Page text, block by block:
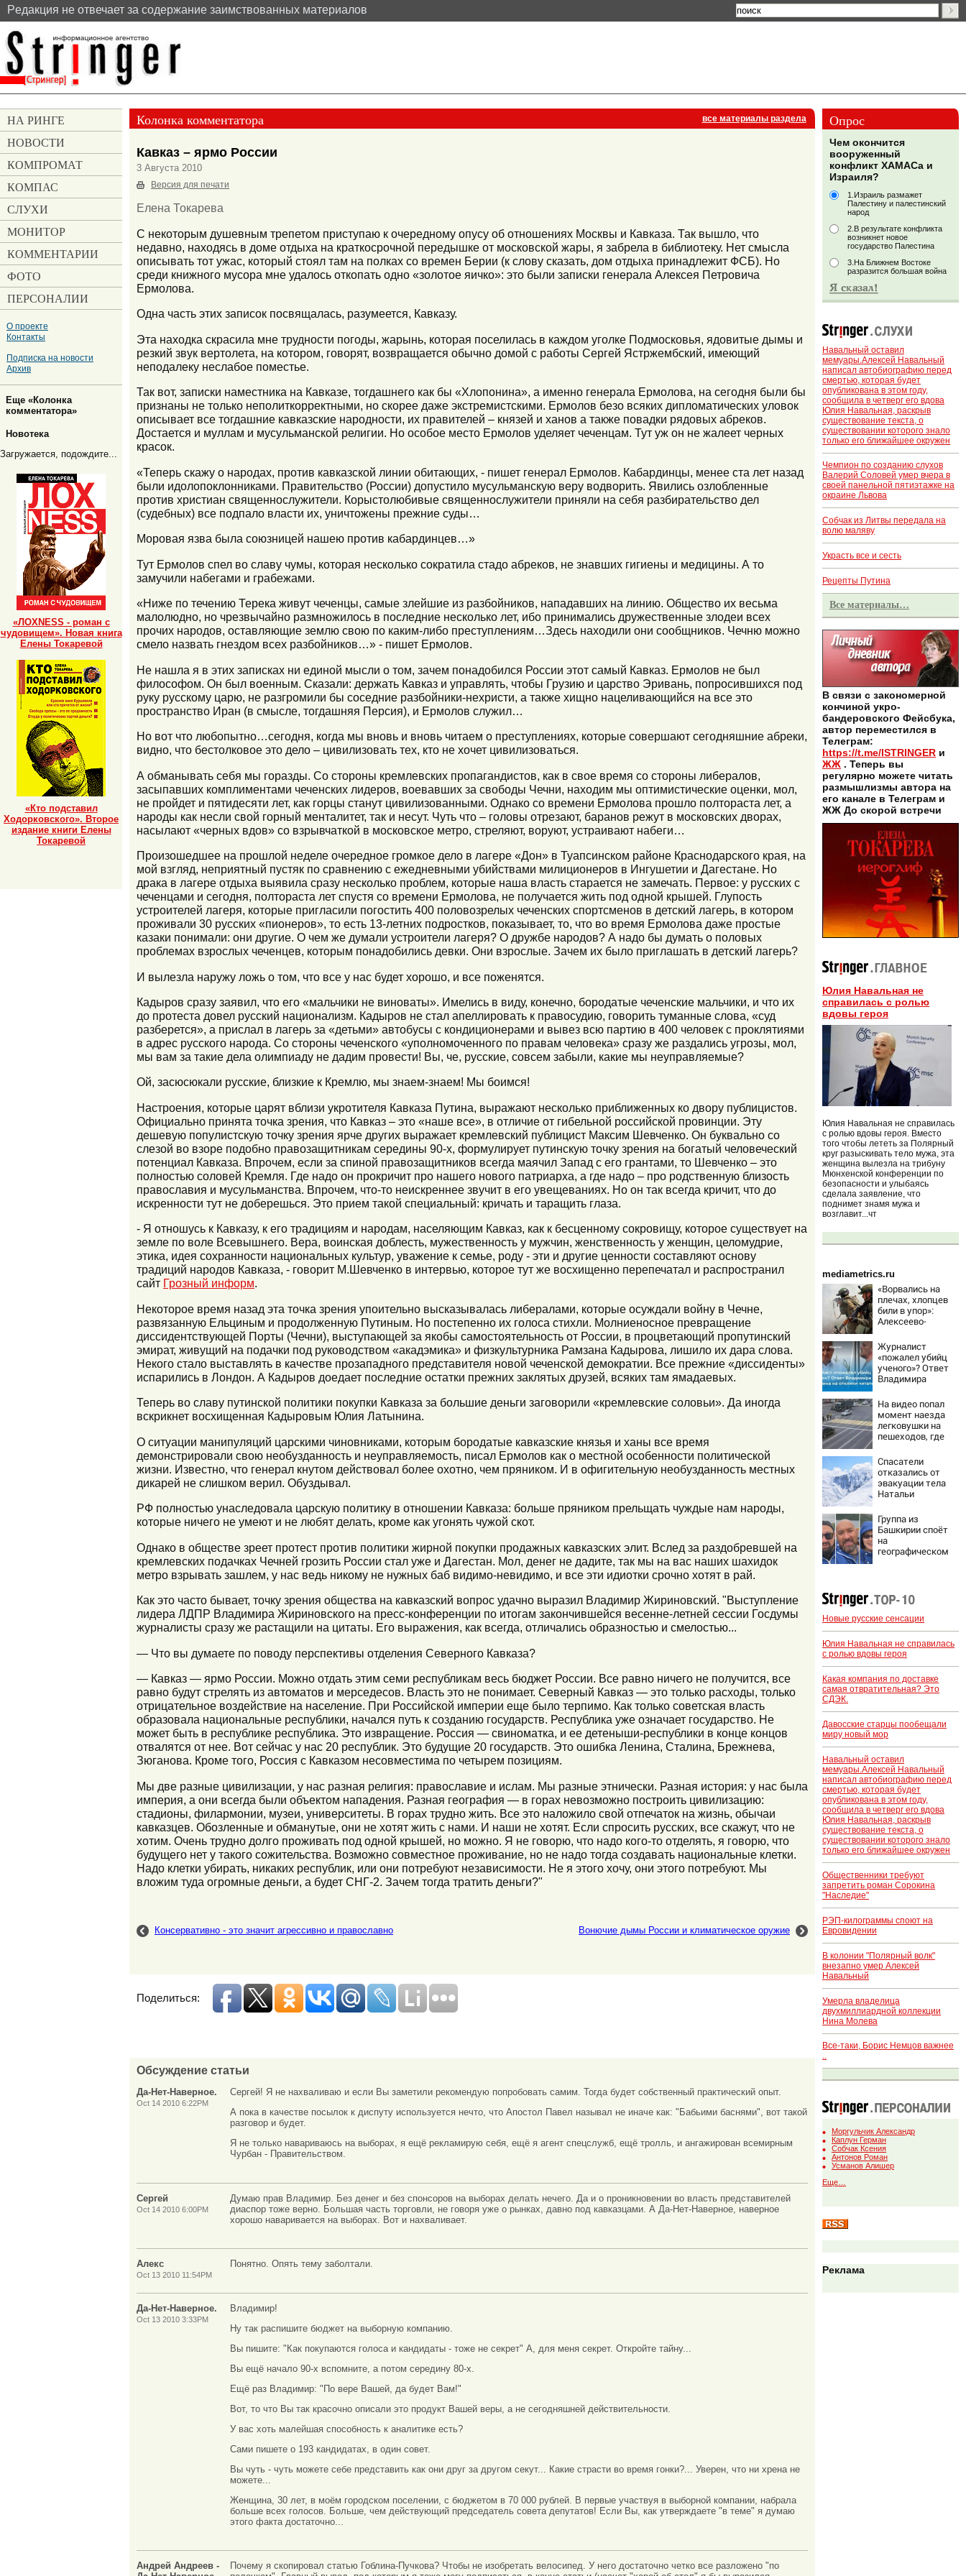
Pедакция не отвечает за содержание заимствованных материалов
Колонка комментатора все материалы раздела
Кавказ – ярмо России
3 Августа 2010
Версия для печати
Елена Токарева
С некоторым душевным трепетом приступаю к очередному опусу об отношениях Москвы и Кавказа. Так вышло, что
недавно, находясь в доме отдыха на краткосрочной передышке от московской жары, я забрела в библиотеку. Нет смысла
описывать тот ужас, который стоял там на полках со времен Берии (к слову сказать, дом отдыха принадлежит ФСБ). Но
среди книжного мусора мне удалось откопать одно «золотое яичко»: это были записки генерала Алексея Петровича
Ермолова.
Одна часть этих записок посвящалась, разумеется, Кавказу.
Эта находка скрасила мне трудности погоды, жарынь, которая поселилась в каждом уголке Подмосковья, ядовитые дымы и
резкий звук вертолета, на котором, говорят, возвращается обычно домой с работы Сергей Ястржембский, имеющий
неподалеку неслабое поместье.
Так вот, записки наместника на Кавказе, тогдашнего как бы «Хлопонина», а именно генерала Ермолова, на сегодня были бы
признаны не только неполиткорректными, но скорее даже экстремистскими. Ермолов безо всяких дипломатических уловок
описывает все тогдашние кавказские народности, их правителей – князей и ханов а также повадки рядовых абреков.
Достается и муллам и мусульманской религии. Но особое место Ермолов уделяет чеченцам. Тут уж он не жалеет черных
красок.
«Теперь скажу о народах, против кавказской линии обитающих, - пишет генерал Ермолов. Кабардинцы, менее ста лет назад
были идолопоклонниками. Правительство (России) допустило мусульманскую веру водворить. Явились озлобленные
против христиан священнослужители. Корыстолюбивые священнослужители приняли на себя разбирательство дел
(судебных) все подпало власти их, уничтожены прежние суды…
Моровая язва была союзницей нашею против кабардинцев…»
Тут Ермолов спел во славу чумы, которая несколько сократила стадо абреков, не знавших гигиены и медицины. А то
замучили набегами и грабежами.
«Ниже по течению Терека живут чеченцы, самые злейшие из разбойников, нападавших на линию. Общество их весьма
малолюдно, но чрезвычайно размножилось в последние несколько лет, ибо принимались дружественные злодеи всех
прочих народов, оставляющие землю свою по каким-либо преступлениям…Здесь находили они сообщников. Чечню можно
смело назвать гнездом всех разбойников…» - пишет Ермолов.
Не нашла я в этих записках ни единой мысли о том, зачем понадобился России этот самый Кавказ. Ермолов не был
философом. Он был военным. Сказали: держать Кавказ и управлять, чтобы Грузию и царство Эривань, попросившихся под
руку русскому царю, не разгромили бы соседние разбойники-нехристи, а также хищно нацеливающийся на все это
пространство Иран (в смысле, тогдашняя Персия), и Ермолов служил…
Но вот что любопытно…сегодня, когда мы вновь и вновь читаем о преступлениях, которые совершают сегодняшние абреки,
видно, что бестолковое это дело – цивилизовать тех, кто не хочет цивилизоваться.
А обманывать себя мы горазды. Со стороны кремлевских пропагандистов, как в свое время со стороны либералов,
засыпавших комплиментами чеченских лидеров, воевавших за свободы Чечни, находим мы оптимистические оценки, мол,
не пройдет и пятидесяти лет, как горцы станут цивилизованными. Однако со времени Ермолова прошло полтораста лет, а
народы как несли свой горный менталитет, так и несут. Чуть что – головы отрезают, баранов режут в московских дворах,
насылают «черных вдов» со взрывчаткой в московское метро, стреляют, воруют, устраивают набеги…
Произошедшее на прошлой неделе очередное громкое дело в лагере «Дон» в Туапсинском районе Краснодарского края, на
мой взгляд, неприятный пустяк по сравнению с ежедневными убийствами милиционеров в Ингушетии и Дагестане. Но
драка в лагере отдыха выявила сразу несколько проблем, которые наша власть старается не замечать. Первое: у русских с
чеченцами и сегодня, полтораста лет спустя со времени Ермолова, не получается жить под одной крышей. Глупость
устроителей лагеря, которые пригласили погостить 400 половозрелых чеченских спортсменов в детский лагерь, в котором
проживали 30 русских «пионеров», то есть 13-летних подростков, показывает, то, что во время Ермолова даже простые
казаки понимали: они другие. О чем же думали устроители лагеря? О дружбе народов? А надо бы думать о половых
проблемах взрослых чеченцев, которым понадобились девки. Они взрослые. Зачем их было приглашать в детский лагерь?
И вылезла наружу ложь о том, что все у нас будет хорошо, и все поженятся.
Кадыров сразу заявил, что его «мальчики не виноваты». Имелись в виду, конечно, бородатые чеченские мальчики, и что их
до протеста довел русский национализм. Кадыров не стал апеллировать к правосудию, говорить туманные слова, «суд
разберется», а прислал в лагерь за «детьми» автобусы с кондиционерами и вывез всю партию в 400 человек с проклятиями
в адрес русского народа. Со стороны чеченского «уполномоченного по правам человека» сразу же раздались угрозы, мол,
мы вам за такие дела олимпиаду не дадим провести! Вы, че, русские, совсем забыли, какие мы неуправляемые?
Ой, засюсюкали русские, близкие к Кремлю, мы знаем-знаем! Мы боимся!
Настроения, которые царят вблизи укротителя Кавказа Путина, выражают несколько приближенных ко двору публицистов.
Официально принята точка зрения, что Кавказ – это «наше все», в отличие от гибельной российской провинции. Эту
дешевую популистскую точку зрения ярче других выражает кремлевский публицист Максим Шевченко. Он буквально со
слезой во взоре подобно правозащитникам середины 90-х, формулирует путинскую точку зрения на богатый человеческий
потенциал Кавказа. Впрочем, если за спиной правозащитников всегда маячил Запад с его грантами, то Шевченко – это
полностью соловей Кремля. Где надо он прокричит про нашего нового патриарха, а где надо – про родственную близость
православия и мусульманства. Впрочем, что-то неискреннее звучит в его увещеваниях. Но он так всегда кричит, что до
искренности тут не доберешься. Это прием такой специальный: кричать и таращить глаза.
- Я отношусь к Кавказу, к его традициям и народам, населяющим Кавказ, как к бесценному сокровищу, которое существует на
земле по воле Всевышнего. Вера, воинская доблесть, мужественность у мужчин, женственность у женщин, целомудрие,
этика, идея сохранности национальных культур, уважение к семье, роду - эти и другие ценности составляют основу
традиций народов Кавказа, - говорит М.Шевченко в интервью, которое тут же восхищенно перепечатал и распространил
сайт Грозный информ.
Некоторое время назад эта точка зрения упоительно высказывалась либералами, которые осуждали войну в Чечне,
развязанную Ельциным и продолженную Путиным. Но постепенно их голоса стихли. Молниеносное превращение
диссидентствующей Порты (Чечни), выступающей за якобы самостоятельность от России, в процветающий пропутинский
эмират, живущий на подачки под руководством «акадэмика» и физкультурника Рамзана Кадырова, лишило их дара слова.
Некого стало выставлять в качестве прозападного представителя новой чеченской демократии. Все прежние «диссиденты»
испарились в Лондон. А Кадыров доедает последние остатки прежних заклятых друзей, всяких там ямадаевых.
Теперь во славу путинской политики покупки Кавказа за большие деньги заговорили «кремлевские соловьи». Да иногда
вскрикнет восхищенная Кадыровым Юлия Латынина.
О ситуации манипуляций царскими чиновниками, которым бородатые кавказские князья и ханы все время
демонстрировали свою необузданность и неуправляемость, писал Ермолов как о местной особенности политической
жизни. Известно, что генерал кнутом действовал более охотно, чем пряником. И в офигительную необузданность местных
дикарей не слишком верил. Обуздывал.
РФ полностью унаследовала царскую политику в отношении Кавказа: больше пряником прельщать чуждые нам народы,
которые ничего не умеют и не любят делать, кроме как угонять чужой скот.
Однако в обществе зреет протест против политики жирной покупки продажных кавказских элит. Вслед за раздобревшей на
кремлевских подачках Чечней грозить России стал уже и Дагестан. Мол, денег не дадите, так мы на вас наших шахидок
метро взрывать зашлем, у нас ведь никому не нужных баб видимо-невидимо, и все эти идиотки срочно хотят в рай.
Как это часто бывает, точку зрения общества на кавказский вопрос удачно выразил Владимир Жириновский. "Выступление
лидера ЛДПР Владимира Жириновского на пресс-конференции по итогам закончившейся весенне-летней сессии Госдумы
журналисты сразу же растащили на цитаты. Его выражения, как всегда, отличались образностью и смелостью...
— Что вы думаете по поводу перспективы отделения Северного Кавказа?
— Кавказ — ярмо России. Можно отдать этим семи республикам весь бюджет России. Все равно ничего не получится, все
равно будут стрелять из автоматов и мерседесов. Власть это не понимает. Северный Кавказ — это только расходы, только
отрицательное воздействие на население. При Российской империи еще было терпимо. Как только советская власть
образовала национальные республики, начался путь к созданию государств. Республика уже означает государство. Не
может быть в республике республика. Это извращение. Россия — свиноматка, и ее детеныши-республики в конце концов
отвалятся от нее. Вот сейчас у нас 20 республик. Это будущие 20 государств. Это ошибка Ленина, Сталина, Брежнева,
Зюганова. Кроме того, Россия с Кавказом несовместима по четырем позициям.
Мы две разные цивилизации, у нас разная религия: православие и ислам. Мы разные этнически. Разная история: у нас была
империя, а они всегда были объектом нападения. Разная география — в горах невозможно построить цивилизацию:
стадионы, филармонии, музеи, университеты. В горах трудно жить. Все это наложило свой отпечаток на жизнь, обычаи
кавказцев. Обозленные и обманутые, они не хотят жить с нами. И наши не хотят. Если спросить русских, все скажут, что не
хотим. Очень трудно долго проживать под одной крышей, но можно. Я не говорю, что надо кого-то отделять, я говорю, что
будущего нет у такого сожительства. Возможно совместное проживание, но не надо тогда создавать национальные клетки.
Надо клетки убирать, никаких республик, или они потребуют независимости. Не я этого хочу, они этого потребуют. Мы
вложим туда огромные деньги, а будет СНГ-2. Зачем тогда тратить деньги?"
Консервативно - это значит агрессивно и православно Вонючие дымы России и климатическое оружие
Поделиться:
Обсуждение статьи
Да-Нет-Наверное.
Oct 14 2010 6:22PM
Сергей! Я не нахваливаю и если Вы заметили рекомендую попробовать самим. Тогда будет собственный практический опыт.
А пока в качестве посылок к диспуту используется нечто, что Апостол Павел называл не иначе как: "Бабьими баснями", вот такой
разговор и будет.
Я не только навариваюсь на выборах, я ещё рекламирую себя, ещё я агент спецслужб, ещё тролль, и ангажирован всемирным
Чурбан - Правительством.
Сергей
Oct 14 2010 6:00PM
Думаю прав Владимир. Без денег и без спонсоров на выборах делать нечего. Да и о проникновении во власть представителей
диаспор тоже верно. Большая часть торговли, не говоря уже о рынках, давно под кавказцами. А Да-Нет-Наверное, наверное
хорошо наваривается на выборах. Вот и нахваливает.
Алекс
Oct 13 2010 11:54PM
Понятно. Опять тему заболтали.
Да-Нет-Наверное.
Oct 13 2010 3:33PM
Владимир!
Ну так распишите бюджет на выборную компанию.
Вы пишите: "Как покупаются голоса и кандидаты - тоже не секрет" А, для меня секрет. Откройте тайну...
Вы ещё начало 90-х вспомните, а потом середину 80-х.
Ещё раз Владимир: "По вере Вашей, да будет Вам!"
Вот, то что Вы так красочно описали это продукт Вашей веры, а не сегодняшней действительности.
У вас хоть малейшая способность к аналитике есть?
Сами пишете о 193 кандидатах, в один совет.
Вы чуть - чуть можете себе представить как они друг за другом секут... Какие страсти во время гонки?... Уверен, что ни хрена не
можете...
Женщина, 30 лет, в моём городском поселении, с бюджетом в 70 000 рублей. В первые участвуя в выборной компании, набрала
больше всех голосов. Больше, чем действующий председатель совета депутатов! Если Вы, как утверждаете "в теме" я думаю
этого факта достаточно...
Андрей Андреев -
Почему я скопировал статью Гоблина-Пучкова? Чтобы не изобретать велосипед. У него достаточно четко все разложено "по
Опрос
Чем окончится
вооруженный
конфликт ХАМАСа и
Израиля?
1.Израиль размажет
Палестину и палестинский
народ
2.В результате конфликта
возникнет новое
государство Палестина
3.На Ближнем Востоке
разразится большая война
Навальный оставил
мемуары.Алексей Навальный
написал автобиографию перед
смертью, которая будет
опубликована в этом году,
сообщила в четверг его вдова
Юлия Навальная, раскрыв
существование текста, о
существовании которого знало
только его ближайшее окружен
Чемпион по созданию слухов
Валерий Соловей умер вчера в
своей панельной пятиэтажке на
окраине Львова
Собчак из Литвы передала на
волю маляву
Украсть все и сесть
Рецепты Путина
Все материалы…
В связи с закономерной
кончиной укро-
бандеровского Фейсбука,
автор переместился в
Телеграм:
https://t.me/ISTRINGER и
ЖЖ . Теперь вы
регулярно можете читать
размышлизмы автора на
его канале в Телеграм и
ЖЖ До скорой встречи
Юлия Навальная не
справилась с ролью
вдовы героя
Юлия Навальная не справилась
с ролью вдовы героя. Вместо
того чтобы лететь за Полярный
круг разыскивать тело мужа, эта
женщина вылезла на трибуну
Мюнхенской конференции по
безопасности и улыбаясь
сделала заявление, что
поднимет знамя мужа и
возглавит...чт
mediametrics.ru
«Ворвались на
плечах, хлопцев
били в упор»:
Алексеево-
могильником для
«птах Мадьяра»
Журналист
«пожалел убийц
ученого»? Ответ
Владимира
отклики
читателей
На видео попал
момент наезда
легковушки на
пешеходов, где
минимум восемь
человек
06/08/2026 –
Новости
Спасатели
отказались от
эвакуации тела
Натальи
семитысячника
Группа из
Башкирии споёт
на
географическом
Новые русские сенсации
Юлия Навальная не справилась
с ролью вдовы героя
Какая компания по доставке
самая отвратительная? Это
СДЭК.
Давосские старцы пообещали
миру новый мор
Навальный оставил
мемуары.Алексей Навальный
написал автобиографию перед
смертью, которая будет
опубликована в этом году,
сообщила в четверг его вдова
Юлия Навальная, раскрыв
существование текста, о
существовании которого знало
только его ближайшее окружен
Общественники требуют
запретить роман Сорокина
"Наследие"
РЭП-килограммы споют на
Евровидении
В колонии "Полярный волк"
внезапно умер Алексей
Навальный
Умерла владелица
двухмиллиардной коллекции
Нина Молева
Все-таки, Борис Немцов важнее
..
Моргульчик Александр
Каплун Герман
Собчак Ксения
Антонов Роман
Усманов Алишер
Еще…
Реклама
НА РИНГЕ
НОВОСТИ
КОМПРОМАТ
КОМПАС
СЛУХИ
МОНИТОР
КОММЕНТАРИИ
ФОТО
ПЕРСОНАЛИИ
О проекте
Контакты
Подписка на новости
Архив
Еще «Колонка
комментатора»
Новотека
Загружается, подождите...
«ЛОХNESS - роман с
чудовищем». Новая книга
Елены Токаревой
«Кто подставил
Ходорковского». Второе
издание книги Елены
Токаревой